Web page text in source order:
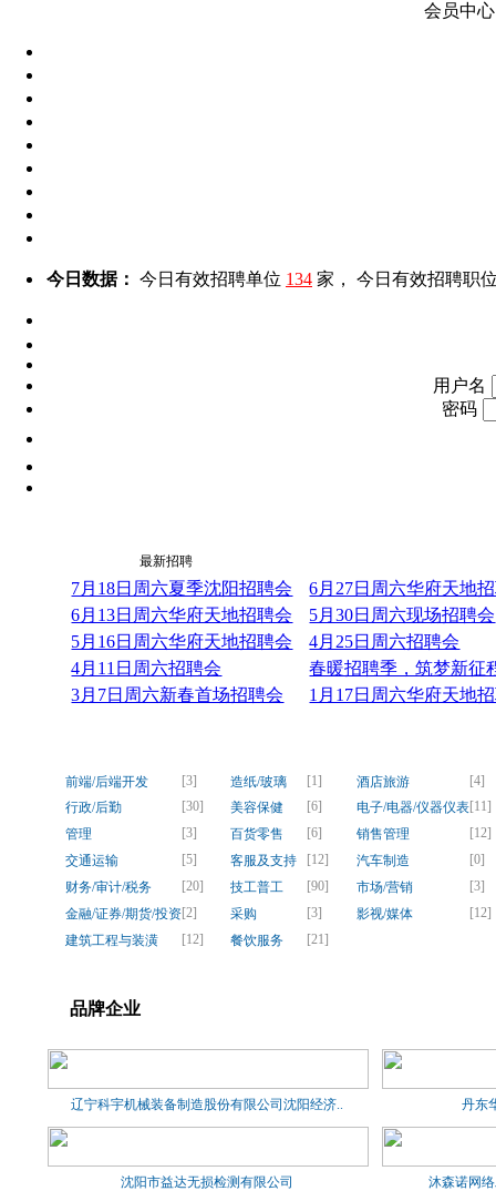
会员中心
今日数据： 今日有效招聘单位 134 家， 今日有效招聘职
用户名
密码
最新招聘
7月18日周六夏季沈阳招聘会
6月27日周六华府天地
6月13日周六华府天地招聘会
5月30日周六现场招聘会
5月16日周六华府天地招聘会
4月25日周六招聘会
4月11日周六招聘会
春暖招聘季，筑梦新征
3月7日周六新春首场招聘会
1月17日周六华府天地
前端/后端开发 [3] 造纸/玻璃 [1] 酒店旅游
[4]
行政/后勤
[30] 美容保健 [6] 电子/电器/仪器仪表[11]
管理
[3] 百货零售 [6] 销售管理
[12]
交通运输
[5] 客服及支持 [12] 汽车制造
[0]
财务/审计/税务
[20] 技工普工 [90] 市场/营销
[3]
金融/证券/期货/投资[2] 采购 [3] 影视/媒体
[12]
建筑工程与装潢
[12] 餐饮服务 [21]
品牌企业
辽宁科宇机械装备制造股份有限公司沈阳经济.. 丹东
沈阳市益达无损检测有限公司 沐森诺网